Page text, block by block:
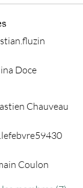
Doce
Chauveau
Coulon